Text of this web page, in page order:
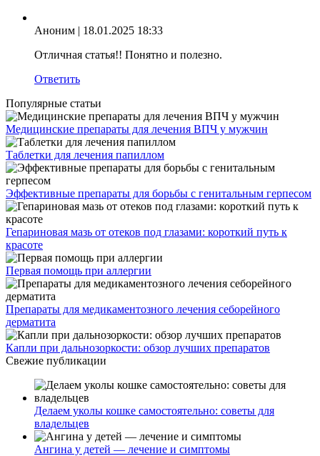
Аноним | 18.01.2025 18:33
Отличная статья!! Понятно и полезно.
Ответить
Популярные статьи
Медицинские препараты для лечения ВПЧ у мужчин
Таблетки для лечения папиллом
Эффективные препараты для борьбы с генитальным герпесом
Гепариновая мазь от отеков под глазами: короткий путь к
красоте
Первая помощь при аллергии
Препараты для медикаментозного лечения себорейного
дерматита
Капли при дальнозоркости: обзор лучших препаратов
Свежие публикации
Делаем уколы кошке самостоятельно: советы для
владельцев
Ангина у детей — лечение и симптомы